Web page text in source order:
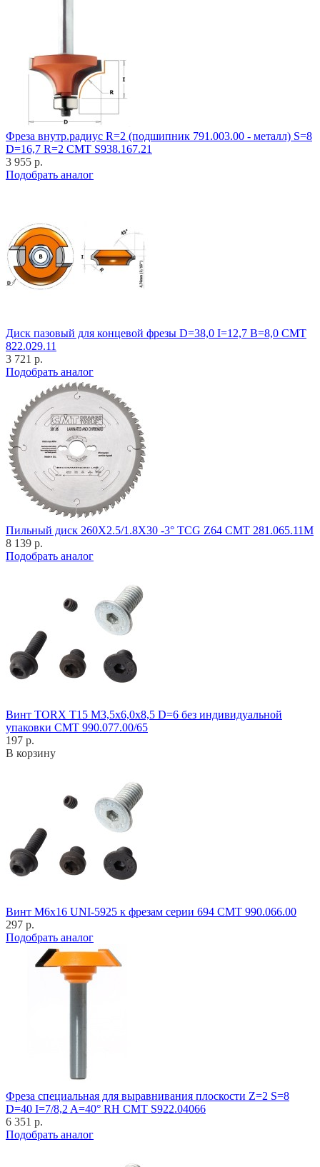
Фреза внутр.радиус R=2 (подшипник 791.003.00 - металл) S=8
D=16,7 R=2 CMT S938.167.21
3 955 р.
Подобрать аналог
Диск пазовый для концевой фрезы D=38,0 I=12,7 B=8,0 CMT
822.029.11
3 721 р.
Подобрать аналог
Пильный диск 260X2.5/1.8X30 -3° TCG Z64 CMT 281.065.11M
8 139 р.
Подобрать аналог
Винт TORX T15 M3,5x6,0x8,5 D=6 без индивидуальной
упаковки CMT 990.077.00/65
197 р.
В корзину
Винт M6x16 UNI-5925 к фрезам серии 694 CMT 990.066.00
297 р.
Подобрать аналог
Фреза специальная для выравнивания плоскости Z=2 S=8
D=40 I=7/8,2 A=40° RH CMT S922.04066
6 351 р.
Подобрать аналог